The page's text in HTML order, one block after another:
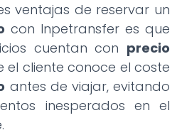
ventajas de reservar un
con Inpetransfer es que
cuentan con precio
el cliente conoce el coste
antes de viajar, evitando
inesperados en el